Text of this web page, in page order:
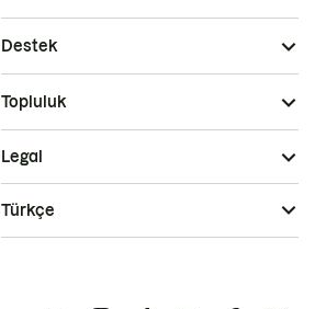
Destek
Topluluk
Legal
Türkçe